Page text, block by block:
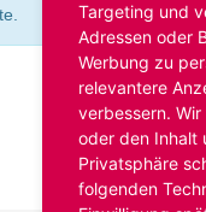
Targeting und
Adressen oder
Werbung zu
relevantere
verbessern.
oder den Inhalt
Privatsphäre
folgenden